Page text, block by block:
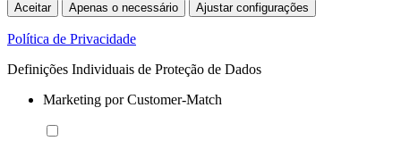
Aceitar Apenas o necessário Ajustar configurações
Política de Privacidade
Definições Individuais de Proteção de Dados
Marketing por Customer-Match